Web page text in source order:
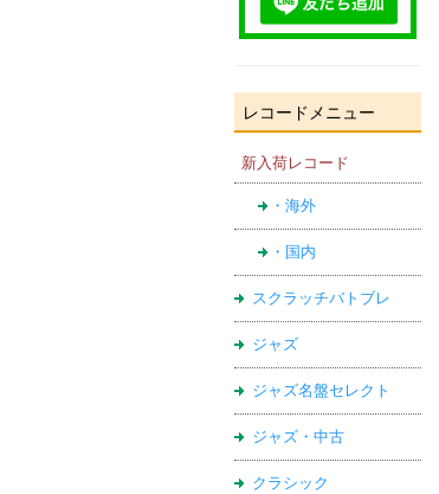
レコードメニュー
新入荷レコード
・海外
・国内
スクラッチバトブレ
ジャズ
ジャズ名盤セレクト
ジャズ・中古
クラシック